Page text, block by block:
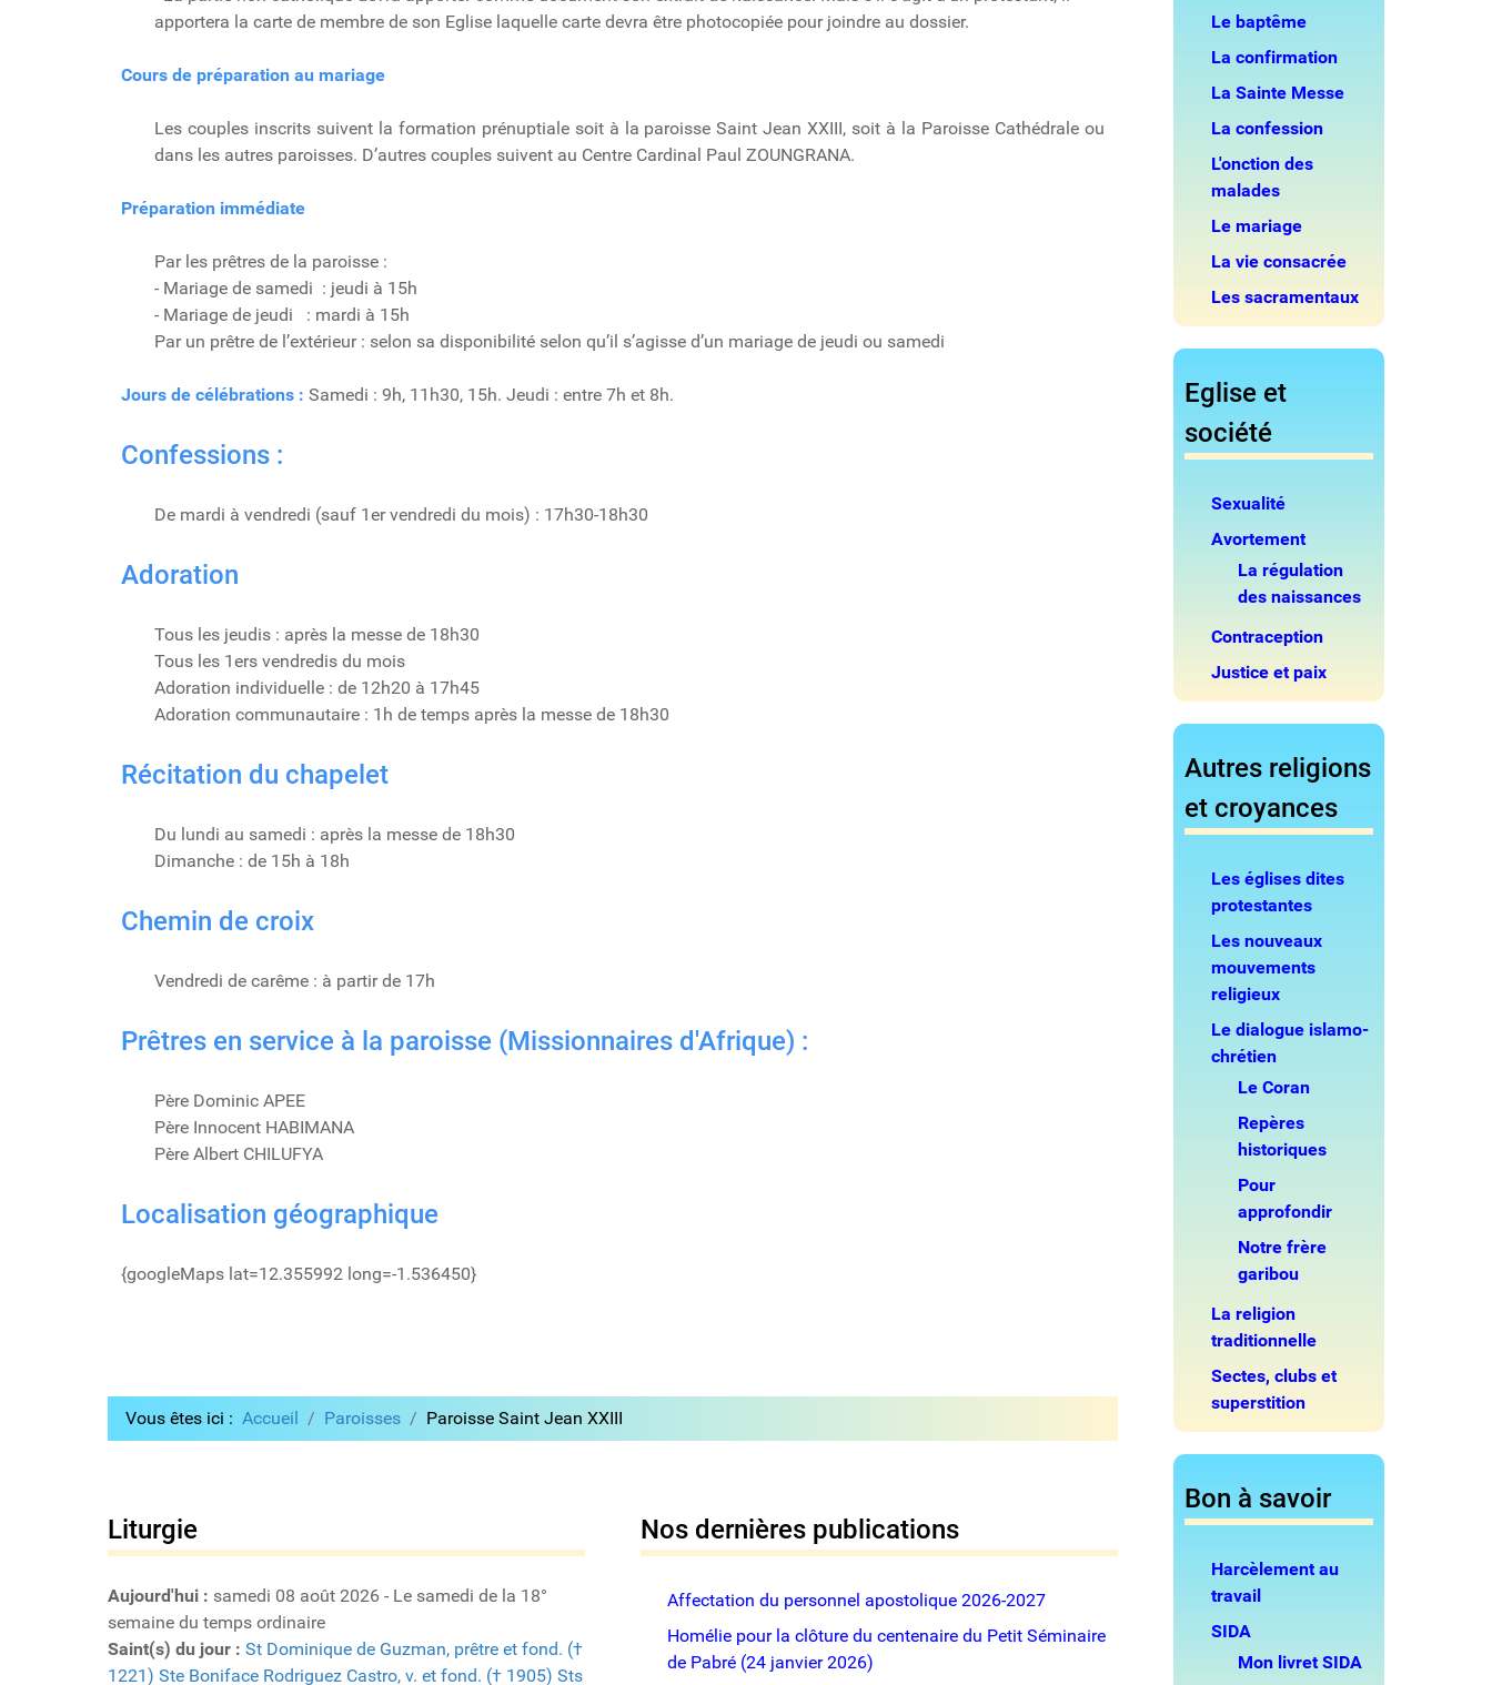
apportera la carte de membre de son Eglise laquelle carte devra être photocopiée pour joindre au dossier.
Cours de préparation au mariage
Les couples inscrits suivent la formation prénuptiale soit à la paroisse Saint Jean XXIII, soit à la Paroisse Cathédrale ou
dans les autres paroisses. D’autres couples suivent au Centre Cardinal Paul ZOUNGRANA.
Préparation immédiate
Par les prêtres de la paroisse :
- Mariage de samedi : jeudi à 15h
- Mariage de jeudi : mardi à 15h
Par un prêtre de l’extérieur : selon sa disponibilité selon qu’il s’agisse d’un mariage de jeudi ou samedi
Jours de célébrations : Samedi : 9h, 11h30, 15h. Jeudi : entre 7h et 8h.
Confessions :
De mardi à vendredi (sauf 1er vendredi du mois) : 17h30-18h30
Adoration
Tous les jeudis : après la messe de 18h30
Tous les 1ers vendredis du mois
Adoration individuelle : de 12h20 à 17h45
Adoration communautaire : 1h de temps après la messe de 18h30
Récitation du chapelet
Du lundi au samedi : après la messe de 18h30
Dimanche : de 15h à 18h
Chemin de croix
Vendredi de carême : à partir de 17h
Prêtres en service à la paroisse (Missionnaires d'Afrique) :
Père Dominic APEE
Père Innocent HABIMANA
Père Albert CHILUFYA
Localisation géographique
{googleMaps lat=12.355992 long=-1.536450}
Vous êtes ici : Accueil Paroisses Paroisse Saint Jean XXIII
Liturgie
Aujourd'hui : samedi 08 août 2026 - Le samedi de la 18°
semaine du temps ordinaire
Saint(s) du jour : St Dominique de Guzman, prêtre et fond. (†
1221) Ste Boniface Rodriguez Castro, v. et fond. († 1905) Sts
Nos dernières publications
Affectation du personnel apostolique 2026-2027
Homélie pour la clôture du centenaire du Petit Séminaire
de Pabré (24 janvier 2026)
Le baptême
La confirmation
La Sainte Messe
La confession
L'onction des
malades
Le mariage
La vie consacrée
Les sacramentaux
Eglise et
société
Sexualité
Avortement
La régulation
des naissances
Contraception
Justice et paix
Autres religions
et croyances
Les églises dites
protestantes
Les nouveaux
mouvements
religieux
Le dialogue islamo-
chrétien
Le Coran
Repères
historiques
Pour
approfondir
Notre frère
garibou
La religion
traditionnelle
Sectes, clubs et
superstition
Bon à savoir
Harcèlement au
travail
SIDA
Mon livret SIDA